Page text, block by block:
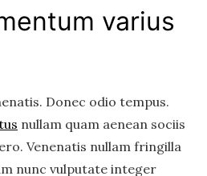
varius
Donec odio tempus.
nullam quam aenean sociis
Venenatis nullam fringilla
nunc vulputate integer